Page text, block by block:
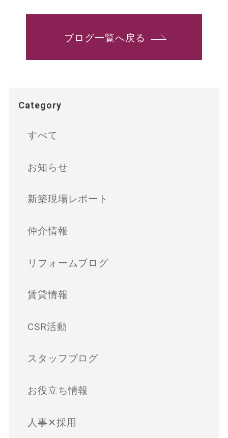
ブログ一覧へ戻る
Category
すべて
お知らせ
新築現場レポート
仲介情報
リフォームブログ
賃貸情報
CSR活動
スタッフブログ
お役立ち情報
人事✕採用